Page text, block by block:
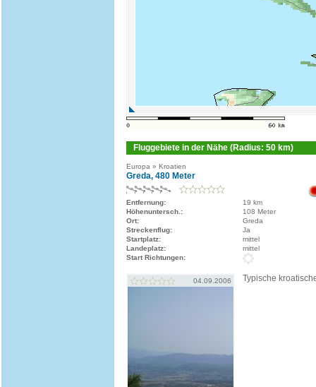
Fluggebiete in der Nähe (Radius: 50 km)
Europa » Kroatien
Greda, 480 Meter
Entfernung:
19 km
Höhenuntersch.:
108 Meter
Ort:
Greda
Streckenflug:
Ja
Startplatz:
mittel
Landeplatz:
mittel
Start Richtungen:
04.09.2006 Typische